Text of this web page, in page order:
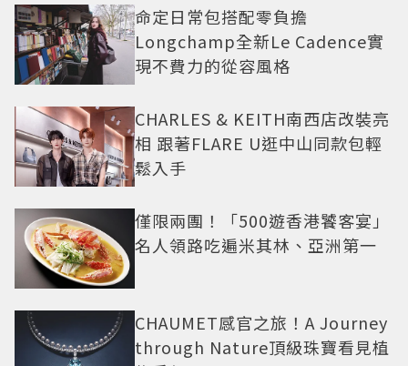
命定日常包搭配零負擔
Longchamp全新Le Cadence實
現不費力的從容風格
CHARLES & KEITH南西店改裝亮
相 跟著FLARE U逛中山同款包輕
鬆入手
僅限兩團！「500遊香港饕客宴」
名人領路吃遍米其林、亞洲第一
CHAUMET感官之旅！A Journey
through Nature頂級珠寶看見植